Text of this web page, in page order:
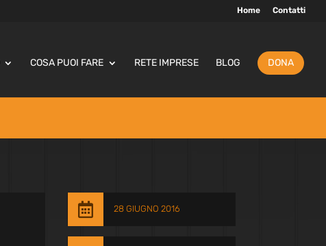
Home Contatti
COSA PUOI FARE RETE IMPRESE BLOG DONA
 28 GIUGNO 2016